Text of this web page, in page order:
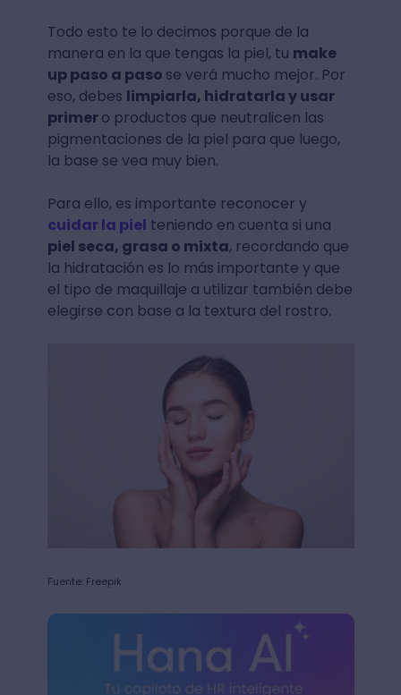
Todo esto te lo decimos porque de la
manera en la que tengas la piel, tu make
up paso a paso se verá mucho mejor. Por
eso, debes limpiarla, hidratarla y usar
primer o productos que neutralicen las
pigmentaciones de la piel para que luego,
la base se vea muy bien.
Para ello, es importante reconocer y
cuidar la piel teniendo en cuenta si una
piel seca, grasa o mixta, recordando que
la hidratación es lo más importante y que
el tipo de maquillaje a utilizar también debe
elegirse con base a la textura del rostro.
Fuente: Freepik